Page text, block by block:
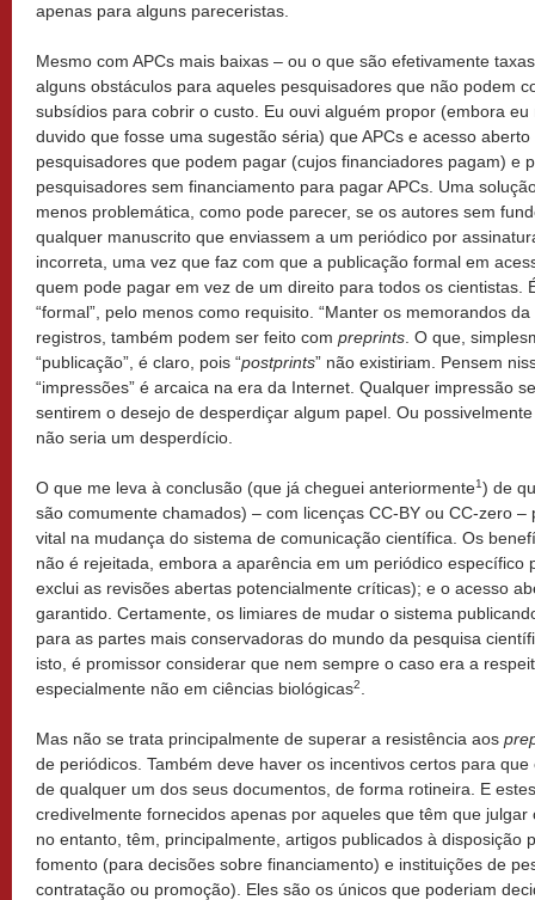
apenas para alguns pareceristas.
Mesmo com APCs mais baixas – ou o que são efetivamente
alguns obstáculos para aqueles pesquisadores que não podem
subsídios para cobrir o custo. Eu ouvi alguém propor (embora
duvido que fosse uma sugestão séria) que APCs e acesso
pesquisadores que podem pagar (cujos financiadores pagam) e
pesquisadores sem financiamento para pagar APCs. Uma
menos problemática, como pode parecer, se os autores sem
qualquer manuscrito que enviassem a um periódico por
incorreta, uma vez que faz com que a publicação formal em
quem pode pagar em vez de um direito para todos os cientistas.
“formal”, pelo menos como requisito. “Manter os memorandos
registros, também podem ser feito com preprints . O que,
“publicação”, é claro, pois “postprints” não existiriam. Pensem
“impressões” é arcaica na era da Internet. Qualquer impressão
sentirem o desejo de desperdiçar algum papel. Ou
não seria um desperdício.
O que me leva à conclusão (que já cheguei anteriormente1) de
são comumente chamados) – com licenças CC-BY ou CC-zero
vital na mudança do sistema de comunicação científica. Os
não é rejeitada, embora a aparência em um periódico específico
exclui as revisões abertas potencialmente críticas); e o acesso
garantido. Certamente, os limiares de mudar o sistema
para as partes mais conservadoras do mundo da pesquisa
isto, é promissor considerar que nem sempre o caso era a
especialmente não em ciências biológicas2
Mas não se trata principalmente de superar a resistência aos
de periódicos. Também deve haver os incentivos certos para
de qualquer um dos seus documentos, de forma rotineira. E
credivelmente fornecidos apenas por aqueles que têm que
no entanto, têm, principalmente, artigos publicados à disposição
fomento (para decisões sobre financiamento) e instituições de
contratação ou promoção). Eles são os únicos que poderiam